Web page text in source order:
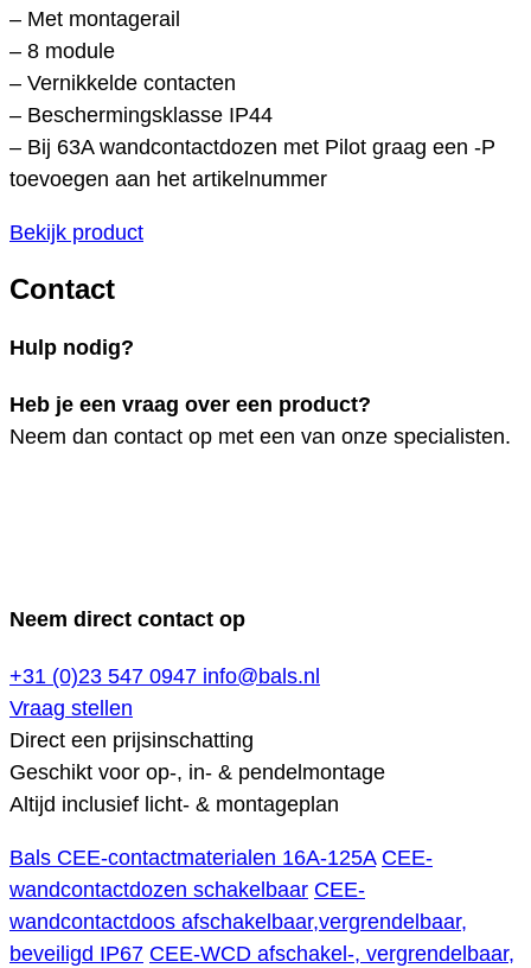
– Met montagerail
– 8 module
– Vernikkelde contacten
– Beschermingsklasse IP44
– Bij 63A wandcontactdozen met Pilot graag een -P
toevoegen aan het artikelnummer
Bekijk product
Contact
Hulp nodig?
Heb je een vraag over een product?
Neem dan contact op met een van onze specialisten.
Neem direct contact op
+31 (0)23 547 0947 info@bals.nl
Vraag stellen
Direct een prijsinschatting
Geschikt voor op-, in- & pendelmontage
Altijd inclusief licht- & montageplan
Bals CEE-contactmaterialen 16A-125A CEE-
wandcontactdozen schakelbaar CEE-
wandcontactdoos afschakelbaar,vergrendelbaar,
beveiligd IP67 CEE-WCD afschakel-, vergrendelbaar,